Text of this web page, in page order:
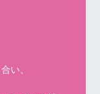
い、